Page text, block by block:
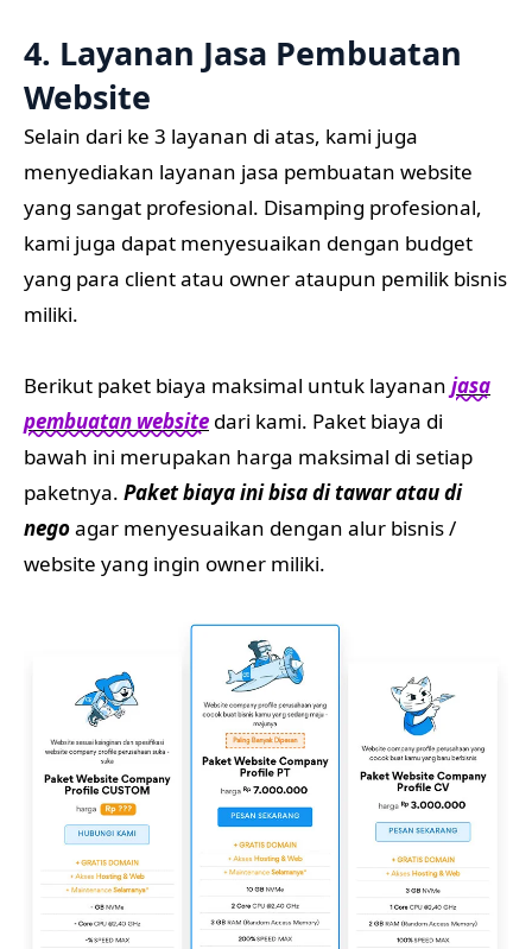
4. Layanan Jasa Pembuatan
Website
Selain dari ke 3 layanan di atas, kami juga
menyediakan layanan jasa pembuatan website
yang sangat profesional. Disamping profesional,
kami juga dapat menyesuaikan dengan budget
yang para client atau owner ataupun pemilik bisnis
miliki.
Berikut paket biaya maksimal untuk layanan jasa
pembuatan website dari kami. Paket biaya di
bawah ini merupakan harga maksimal di setiap
paketnya. Paket biaya ini bisa di tawar atau di
negoagar menyesuaikan dengan alur bisnis /
website yang ingin owner miliki.